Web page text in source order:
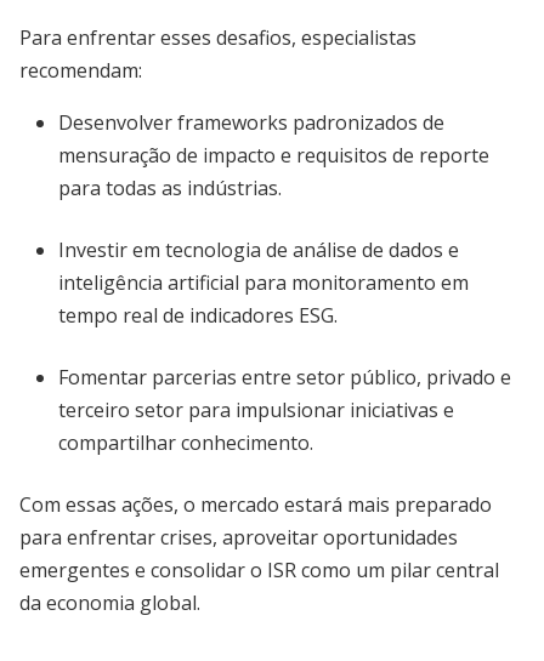
Para enfrentar esses desafios, especialistas
recomendam:
Desenvolver frameworks padronizados de
mensuração de impacto e requisitos de reporte
para todas as indústrias.
Investir em tecnologia de análise de dados e
inteligência artificial para monitoramento em
tempo real de indicadores ESG.
Fomentar parcerias entre setor público, privado e
terceiro setor para impulsionar iniciativas e
compartilhar conhecimento.
Com essas ações, o mercado estará mais preparado
para enfrentar crises, aproveitar oportunidades
emergentes e consolidar o ISR como um pilar central
da economia global.